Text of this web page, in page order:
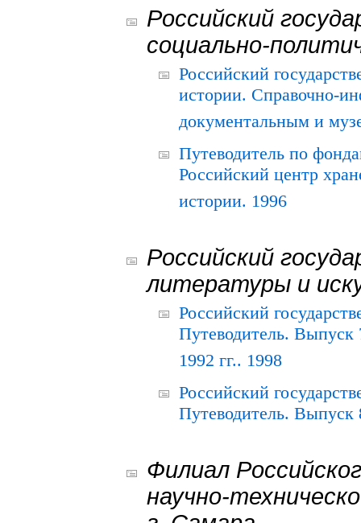
Российский
социально-
Российский
истории. Справочно-
документальным и
Путеводитель по
Российский центр
истории. 1996
Российский
литературы и
Российский
Путеводитель.
1992 гг.. 1998
Российский
Путеводитель. Выпуск
Филиал
научно-